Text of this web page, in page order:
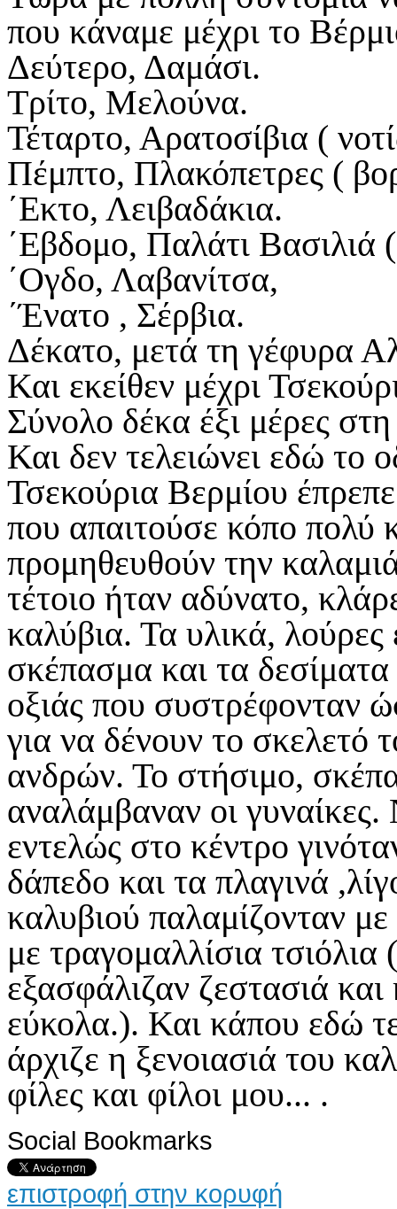
που κάναμε μέχρι το
Δεύτερο, Δαμάσι.
Τρίτο, Μελούνα.
Τέταρτο, Αρατοσίβια (
Πέμπτο, Πλακόπετρες (
΄Εκτο, Λειβαδάκια.
΄Εβδομο, Παλάτι
΄Ογδο, Λαβανίτσα,
΄Ένατο , Σέρβια.
Δέκατο, μετά τη γέφυρα
Και εκείθεν μέχρι
Σύνολο δέκα έξι μέρες
Και δεν τελειώνει εδώ το
Τσεκούρια Βερμίου
που απαιτούσε κόπο πολύ
προμηθευθούν την
τέτοιο ήταν αδύνατο,
καλύβια. Τα υλικά, λούρες
σκέπασμα και τα
οξιάς που συστρέφονταν
για να δένουν το σκελετό
ανδρών. Το στήσιμο,
αναλάμβαναν οι γυναίκες.
εντελώς στο κέντρο
δάπεδο και τα πλαγινά
καλυβιού παλαμίζονταν
με τραγομαλλίσια
εξασφάλιζαν ζεστασιά
εύκολα.). Και κάπου εδώ
άρχιζε η ξενοιασιά του
φίλες και φίλοι μου... .
Social Bookmarks
επιστροφή στην κορυφή